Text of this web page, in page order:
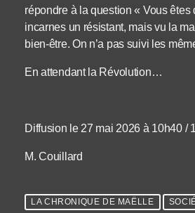
répondre à la question « Vous êtes
incarnes un résistant, mais vu la
bien-être. On n’a pas suivi les
En attendant la Révolution…
Diffusion le 27 mai 2026 à 10h40 /
M. Couillard
LA CHRONIQUE DE MAËLLE